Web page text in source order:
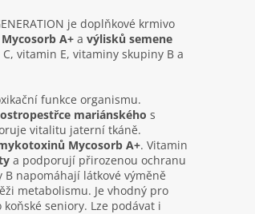
je doplňkové krmivo
A+ a výlisků semene
vitamin E, vitaminy skupiny B a
funkce organismu.
mariánského s
vitalitu jaterní tkáně.
Mycosorb A+. Vitamin
a podporují přirozenou ochranu
napomáhají látkové výměně
metabolismu. Je vhodný pro
seniory. Lze podávat i